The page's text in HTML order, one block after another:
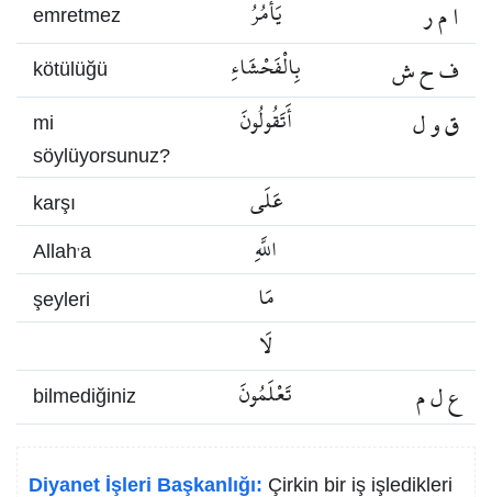
emretmez يَأْمُرُ ا م ر
kötülüğü بِالْفَحْشَاءِ ف ح ش
mi
söylüyorsunuz?
أَتَقُولُونَ ق و ل
karşı عَلَى
Allah’a اللَّهِ
şeyleri
مَا
لَا
bilmediğiniz تَعْلَمُونَ ع ل م
Diyanet İşleri Başkanlığı: Çirkin bir iş işledikleri